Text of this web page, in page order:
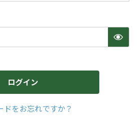
ログイン
ドをお忘れですか？